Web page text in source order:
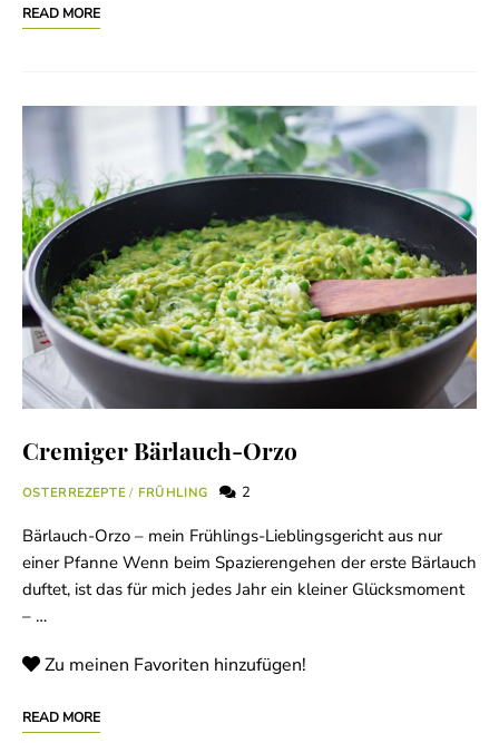
READ MORE
Cremiger Bärlauch-Orzo
OSTERREZEPTE / FRÜHLING 2
Bärlauch-Orzo – mein Frühlings-Lieblingsgericht aus nur
einer Pfanne Wenn beim Spazierengehen der erste Bärlauch
duftet, ist das für mich jedes Jahr ein kleiner Glücksmoment
– …
Zu meinen Favoriten hinzufügen!
READ MORE